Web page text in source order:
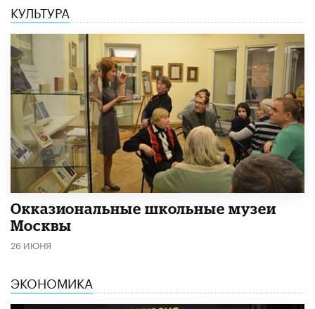
КУЛЬТУРА
​Окказиональные школьные музеи
Москвы
26 ИЮНЯ
ЭКОНОМИКА